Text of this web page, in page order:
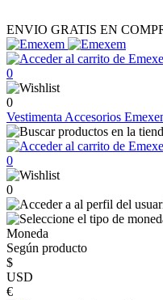
ENVIO GRATIS EN
0
0
Vestimenta Accesorios
0
0
Moneda
Según producto
$
USD
€